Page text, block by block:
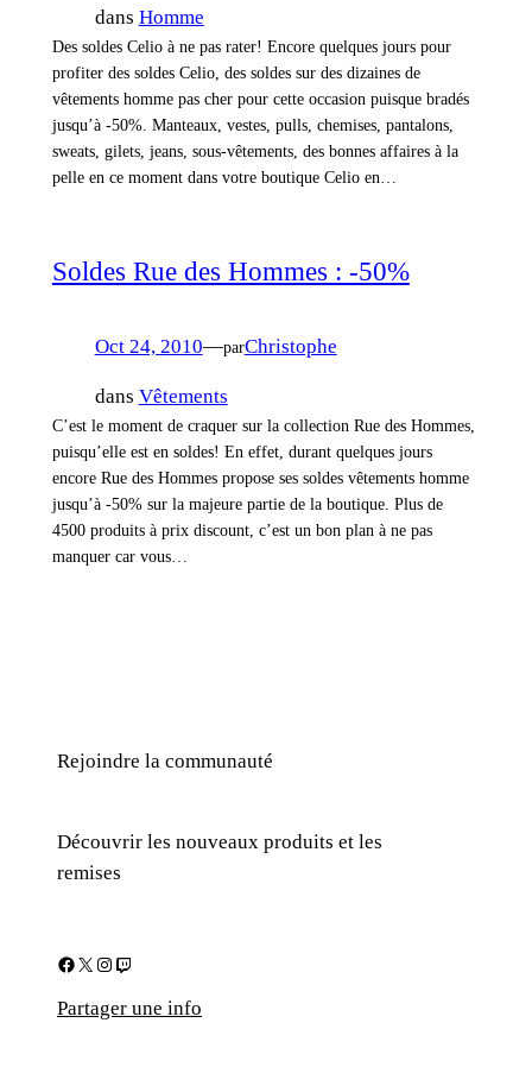
dans Homme
Des soldes Celio à ne pas rater! Encore quelques jours pour
profiter des soldes Celio, des soldes sur des dizaines de
vêtements homme pas cher pour cette occasion puisque bradés
jusqu’à -50%. Manteaux, vestes, pulls, chemises, pantalons,
sweats, gilets, jeans, sous-vêtements, des bonnes affaires à la
pelle en ce moment dans votre boutique Celio en…
Soldes Rue des Hommes : -50%
Oct 24, 2010—parChristophe
dans Vêtements
C’est le moment de craquer sur la collection Rue des Hommes,
puisqu’elle est en soldes! En effet, durant quelques jours
encore Rue des Hommes propose ses soldes vêtements homme
jusqu’à -50% sur la majeure partie de la boutique. Plus de
4500 produits à prix discount, c’est un bon plan à ne pas
manquer car vous…
Rejoindre la communauté
Découvrir les nouveaux produits et les
remises
Facebook X Instagram Twitch
Partager une info